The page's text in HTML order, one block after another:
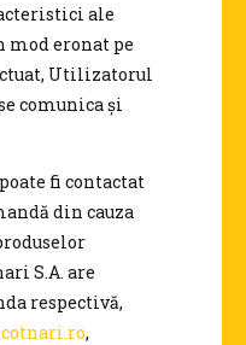
ale
mod eronat pe
Utilizatorul
comunica și
fi contactat
din cauza
S.A. are
respectivă,
,